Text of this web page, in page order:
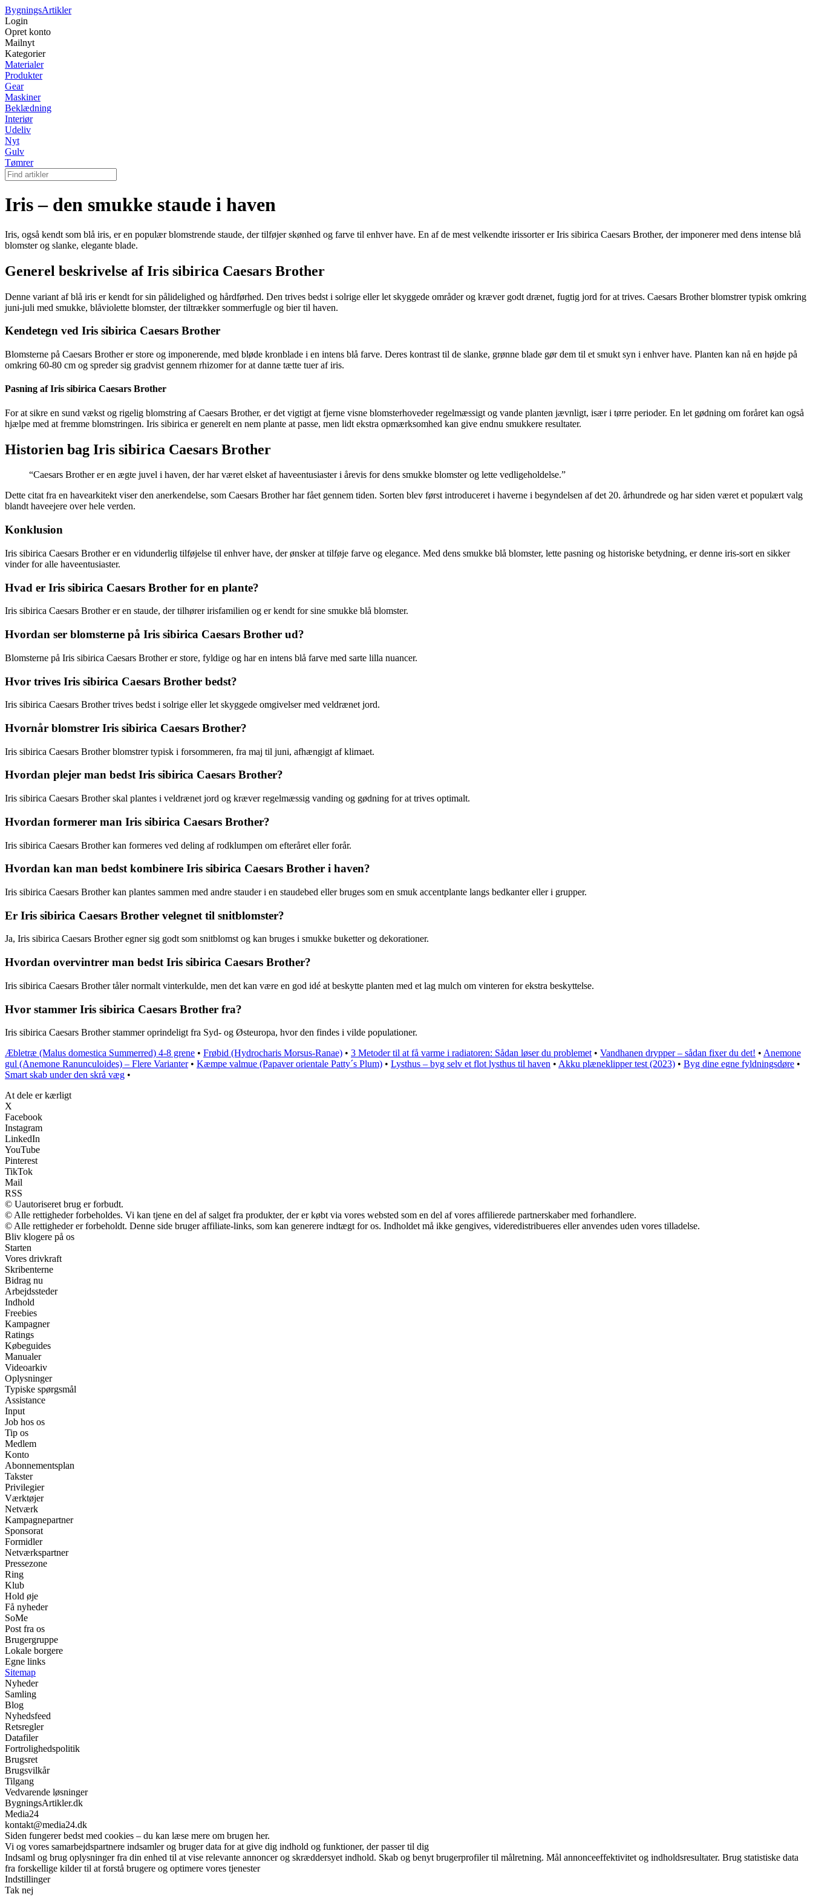
BygningsArtikler
Login
Opret konto
Mailnyt
Kategorier
Materialer
Produkter
Gear
Maskiner
Beklædning
Interiør
Udeliv
Nyt
Gulv
Tømrer
Iris – den smukke staude i haven
Iris, også kendt som blå iris, er en populær blomstrende staude, der tilføjer skønhed og farve til enhver have. En af de mest velkendte irissorter er Iris sibirica Caesars Brother, der imponerer med dens intense blå
blomster og slanke, elegante blade.
Generel beskrivelse af Iris sibirica Caesars Brother
Denne variant af blå iris er kendt for sin pålidelighed og hårdførhed. Den trives bedst i solrige eller let skyggede områder og kræver godt drænet, fugtig jord for at trives. Caesars Brother blomstrer typisk omkring
juni-juli med smukke, blåviolette blomster, der tiltrækker sommerfugle og bier til haven.
Kendetegn ved Iris sibirica Caesars Brother
Blomsterne på Caesars Brother er store og imponerende, med bløde kronblade i en intens blå farve. Deres kontrast til de slanke, grønne blade gør dem til et smukt syn i enhver have. Planten kan nå en højde på
omkring 60-80 cm og spreder sig gradvist gennem rhizomer for at danne tætte tuer af iris.
Pasning af Iris sibirica Caesars Brother
For at sikre en sund vækst og rigelig blomstring af Caesars Brother, er det vigtigt at fjerne visne blomsterhoveder regelmæssigt og vande planten jævnligt, især i tørre perioder. En let gødning om foråret kan også
hjælpe med at fremme blomstringen. Iris sibirica er generelt en nem plante at passe, men lidt ekstra opmærksomhed kan give endnu smukkere resultater.
Historien bag Iris sibirica Caesars Brother
“Caesars Brother er en ægte juvel i haven, der har været elsket af haveentusiaster i årevis for dens smukke blomster og lette vedligeholdelse.”
Dette citat fra en havearkitekt viser den anerkendelse, som Caesars Brother har fået gennem tiden. Sorten blev først introduceret i haverne i begyndelsen af det 20. århundrede og har siden været et populært valg
blandt haveejere over hele verden.
Konklusion
Iris sibirica Caesars Brother er en vidunderlig tilføjelse til enhver have, der ønsker at tilføje farve og elegance. Med dens smukke blå blomster, lette pasning og historiske betydning, er denne iris-sort en sikker
vinder for alle haveentusiaster.
Hvad er Iris sibirica Caesars Brother for en plante?
Iris sibirica Caesars Brother er en staude, der tilhører irisfamilien og er kendt for sine smukke blå blomster.
Hvordan ser blomsterne på Iris sibirica Caesars Brother ud?
Blomsterne på Iris sibirica Caesars Brother er store, fyldige og har en intens blå farve med sarte lilla nuancer.
Hvor trives Iris sibirica Caesars Brother bedst?
Iris sibirica Caesars Brother trives bedst i solrige eller let skyggede omgivelser med veldrænet jord.
Hvornår blomstrer Iris sibirica Caesars Brother?
Iris sibirica Caesars Brother blomstrer typisk i forsommeren, fra maj til juni, afhængigt af klimaet.
Hvordan plejer man bedst Iris sibirica Caesars Brother?
Iris sibirica Caesars Brother skal plantes i veldrænet jord og kræver regelmæssig vanding og gødning for at trives optimalt.
Hvordan formerer man Iris sibirica Caesars Brother?
Iris sibirica Caesars Brother kan formeres ved deling af rodklumpen om efteråret eller forår.
Hvordan kan man bedst kombinere Iris sibirica Caesars Brother i haven?
Iris sibirica Caesars Brother kan plantes sammen med andre stauder i en staudebed eller bruges som en smuk accentplante langs bedkanter eller i grupper.
Er Iris sibirica Caesars Brother velegnet til snitblomster?
Ja, Iris sibirica Caesars Brother egner sig godt som snitblomst og kan bruges i smukke buketter og dekorationer.
Hvordan overvintrer man bedst Iris sibirica Caesars Brother?
Iris sibirica Caesars Brother tåler normalt vinterkulde, men det kan være en god idé at beskytte planten med et lag mulch om vinteren for ekstra beskyttelse.
Hvor stammer Iris sibirica Caesars Brother fra?
Iris sibirica Caesars Brother stammer oprindeligt fra Syd- og Østeuropa, hvor den findes i vilde populationer.
Æbletræ (Malus domestica Summerred) 4-8 grene • Frøbid (Hydrocharis Morsus-Ranae) • 3 Metoder til at få varme i radiatoren: Sådan løser du problemet • Vandhanen drypper – sådan fixer du det! • Anemone
gul (Anemone Ranunculoides) – Flere Varianter• Kæmpe valmue (Papaver orientale Patty´s Plum) • Lysthus – byg selv et flot lysthus til haven • Akku plæneklipper test (2023) • Byg dine egne fyldningsdøre •
Smart skab under den skrå væg •
At dele er kærligt
X
Facebook
Instagram
LinkedIn
YouTube
Pinterest
TikTok
Mail
RSS
© Uautoriseret brug er forbudt.
© Alle rettigheder forbeholdes. Vi kan tjene en del af salget fra produkter, der er købt via vores websted som en del af vores affilierede partnerskaber med forhandlere.
© Alle rettigheder er forbeholdt. Denne side bruger affiliate-links, som kan generere indtægt for os. Indholdet må ikke gengives, videredistribueres eller anvendes uden vores tilladelse.
Bliv klogere på os
Starten
Vores drivkraft
Skribenterne
Bidrag nu
Arbejdssteder
Indhold
Freebies
Kampagner
Ratings
Købeguides
Manualer
Videoarkiv
Oplysninger
Typiske spørgsmål
Assistance
Input
Job hos os
Tip os
Medlem
Konto
Abonnementsplan
Takster
Privilegier
Værktøjer
Netværk
Kampagnepartner
Sponsorat
Formidler
Netværkspartner
Pressezone
Ring
Klub
Hold øje
Få nyheder
SoMe
Post fra os
Brugergruppe
Lokale borgere
Egne links
Sitemap
Nyheder
Samling
Blog
Nyhedsfeed
Retsregler
Datafiler
Fortrolighedspolitik
Brugsret
Brugsvilkår
Tilgang
Vedvarende løsninger
BygningsArtikler.dk
Media24
kontakt@media24.dk
Siden fungerer bedst med cookies – du kan læse mere om brugen her.
Vi og vores samarbejdspartnere indsamler og bruger data for at give dig indhold og funktioner, der passer til dig
Indsaml og brug oplysninger fra din enhed til at vise relevante annoncer og skræddersyet indhold. Skab og benyt brugerprofiler til målretning. Mål annonceeffektivitet og indholdsresultater. Brug statistiske data
fra forskellige kilder til at forstå brugere og optimere vores tjenester
Indstillinger
Tak nej